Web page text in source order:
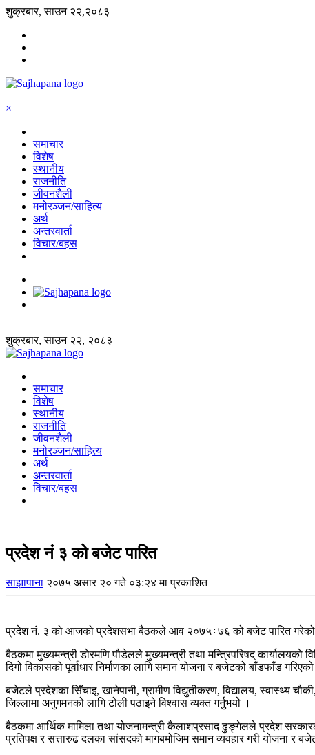
शुक्रबार, साउन २२,२०८३
×
समाचार
विशेष
स्थानीय
राजनीति
जीवनशैली
मनोरञ्जन/साहित्य
अर्थ
अन्तरवार्ता
विचार/बहस
शुक्रबार, साउन २२, २०८३
समाचार
विशेष
स्थानीय
राजनीति
जीवनशैली
मनोरञ्जन/साहित्य
अर्थ
अन्तरवार्ता
विचार/बहस
प्रदेश नंं ३ को बजेट पारित
साझापाना २०७५ असार २० गते ०३:२४ मा प्रकाशित
प्रदेश नं. ३ को आजको प्रदेशसभा बैठकले आव २०७५÷७६ को बजेट पारित
बैठकमा मुख्यमन्त्री डोरमणि पौडेलले मुख्यमन्त्री तथा मन्त्रिपरिषद्
दिगो विकासको पूर्वाधार निर्माणका लागि समान योजना र बजेटको बाँडफाँड
बजेटले प्रदेशका सिँंचाइ, खानेपानी, ग्रामीण विद्युतीकरण, विद्यालय, स्वास्थ्य
जिल्लामा अनुगमनको लागि टोली पठाइने विश्वास व्यक्त गर्नुभयोे ।
बैठकमा आर्थिक मामिला तथा योजनामन्त्री कैलाशप्रसाद ढुङ्गेलले प्रदेश
प्रतिपक्ष र सत्तारुढ दलका सांसदको मागबमोजिम समान व्यवहार गरी योजना र